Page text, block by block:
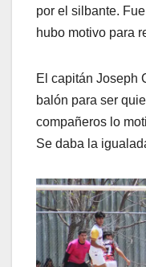
por el silbante.
hubo motivo para
El capitán Joseph
balón para ser
compañeros lo
Se daba la